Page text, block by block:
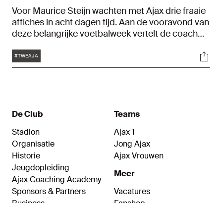
Voor Maurice Steijn wachten met Ajax drie fraaie
affiches in acht dagen tijd. Aan de vooravond van
deze belangrijke voetbalweek vertelt de coach
zijn selectie en wat commotie die ontstond na
Fortuna-uit.
Tags
#TWEAJA
De Club
Stadion
Organisatie
Historie
Jeugdopleiding
Ajax Coaching Academy
Sponsors & Partners
Teams
Ajax 1
Jong Ajax
Ajax Vrouwen
Meer
Vacatures